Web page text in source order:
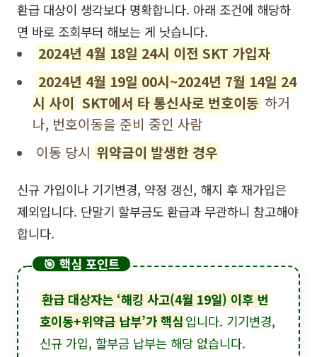
환급 대상이 생각보다 명확합니다. 아래 조건에 해당하
면 바로 조회부터 해보는 게 낫습니다.
2024년 4월 18일 24시 이전 SKT 가입자
2024년 4월 19일 00시~2024년 7월 14일 24
시 사이 SKT에서 타 통신사로 번호이동 하거
나, 번호이동을 준비 중인 사람
이동 당시 위약금이 발생한 경우
신규 가입이나 기기변경, 약정 갱신, 해지 후 재가입은
제외입니다. 단말기 할부금도 환급과 무관하니 참고해야
합니다.
🎯 핵심 포인트
환급 대상자는 ‘해킹 사고(4월 19일) 이후 번
호이동+위약금 납부’가 핵심 입니다. 기기변경,
신규 가입, 할부금 납부는 해당 없습니다.